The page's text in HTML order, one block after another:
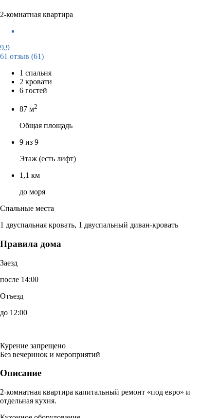
2-комнатная квартира
9,9
61 отзыв (61)
1 спальня
2 кровати
6 гостей
87 м2
Общая площадь
9 из 9
Этаж (есть лифт)
1,1 км
до моря
Спальные места
1 двуспальная кровать, 1 двуспальный диван-кровать
Правила дома
Заезд
после 14:00
Отъезд
до 12:00
Курение запрещено
Без вечеринок и мероприятий
Описание
2-комнатная квартира капитальный ремонт «под евро» и
отдельная кухня.